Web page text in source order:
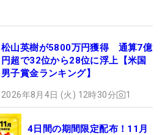
松山英樹が5800万円獲得 通算7億
円超で32位から28位に浮上【米国
男子賞金ランキング】
2026年8月4日 (火) 12時30分 1
4日間の期間限定配布！11月